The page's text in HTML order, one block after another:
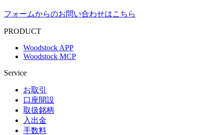
フォームからのお問い合わせはこちら
PRODUCT
Woodstock APP
Woodstock MCP
Service
お取引
口座開設
取扱銘柄
入出金
手数料